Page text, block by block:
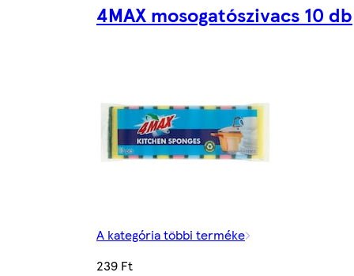
4MAX mosogatószivacs 10 db
A kategória többi terméke
239 Ft